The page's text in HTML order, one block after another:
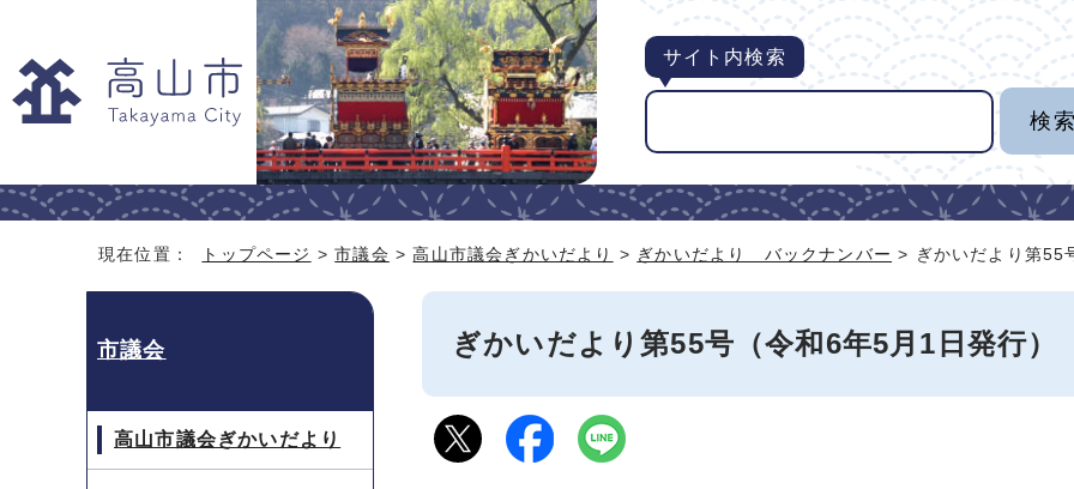
サイト内検索
現在位置： トップページ >市議会 >高山市議会ぎかいだより > ぎかいだより バックナンバー > ぎかいだより第55
ぎかいだより第55号（令和6年5月1日発行）
市議会
高山市議会ぎかいだより